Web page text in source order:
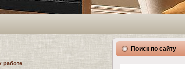
работе
Поиск по сайту